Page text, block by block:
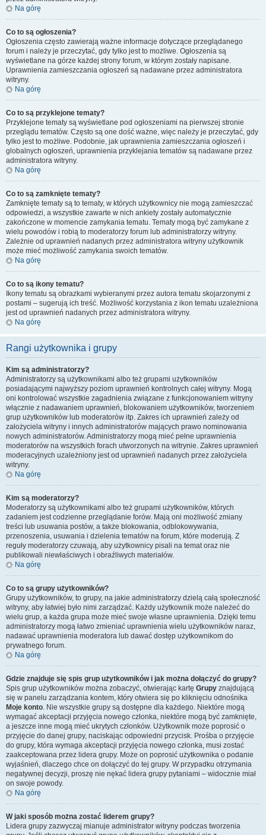
Na górę
Co to są ogłoszenia?
Ogłoszenia często zawierają ważne informacje dotyczące przeglądanego
forum i należy je przeczytać, gdy tylko jest to możliwe. Ogłoszenia są
wyświetlane na górze każdej strony forum, w którym zostały napisane.
Uprawnienia zamieszczania ogłoszeń są nadawane przez administratora
witryny.
Na górę
Co to są przyklejone tematy?
Przyklejone tematy są wyświetlane pod ogłoszeniami na pierwszej stronie
przeglądu tematów. Często są one dość ważne, więc należy je przeczytać, gdy
tylko jest to możliwe. Podobnie, jak uprawnienia zamieszczania ogłoszeń i
globalnych ogłoszeń, uprawnienia przyklejania tematów są nadawane przez
administratora witryny.
Na górę
Co to są zamknięte tematy?
Zamknięte tematy są to tematy, w których użytkownicy nie mogą zamieszczać
odpowiedzi, a wszystkie zawarte w nich ankiety zostały automatycznie
zakończone w momencie zamykania tematu. Tematy mogą być zamykane z
wielu powodów i robią to moderatorzy forum lub administratorzy witryny.
Zależnie od uprawnień nadanych przez administratora witryny użytkownik
może mieć możliwość zamykania swoich tematów.
Na górę
Co to są ikony tematu?
Ikony tematu są obrazkami wybieranymi przez autora tematu skojarzonymi z
postami – sugerują ich treść. Możliwość korzystania z ikon tematu uzależniona
jest od uprawnień nadanych przez administratora witryny.
Na górę
Rangi użytkownika i grupy
Kim są administratorzy?
Administratorzy są użytkownikami albo też grupami użytkowników
posiadającymi najwyższy poziom uprawnień kontrolnych całej witryny. Mogą
oni kontrolować wszystkie zagadnienia związane z funkcjonowaniem witryny
włącznie z nadawaniem uprawnień, blokowaniem użytkowników, tworzeniem
grup użytkowników lub moderatorów itp. Zakres ich uprawnień zależy od
założyciela witryny i innych administratorów mających prawo nominowania
nowych administratorów. Administratorzy mogą mieć pełne uprawnienia
moderatorów na wszystkich forach utworzonych na witrynie. Zakres uprawnień
moderacyjnych uzależniony jest od uprawnień nadanych przez założyciela
witryny.
Na górę
Kim są moderatorzy?
Moderatorzy są użytkownikami albo też grupami użytkowników, których
zadaniem jest codzienne przeglądanie forów. Mają oni możliwość zmiany
treści lub usuwania postów, a także blokowania, odblokowywania,
przenoszenia, usuwania i dzielenia tematów na forum, które moderują. Z
reguły moderatorzy czuwają, aby użytkownicy pisali na temat oraz nie
publikowali niewłaściwych i obraźliwych materiałów.
Na górę
Co to są grupy użytkowników?
Grupy użytkowników, to grupy, na jakie administratorzy dzielą całą społeczność
witryny, aby łatwiej było nimi zarządzać. Każdy użytkownik może należeć do
wielu grup, a każda grupa może mieć swoje własne uprawnienia. Dzięki temu
administratorzy mogą łatwo zmieniać uprawnienia wielu użytkowników naraz,
nadawać uprawnienia moderatora lub dawać dostęp użytkownikom do
prywatnego forum.
Na górę
Gdzie znajduje się spis grup użytkowników i jak można dołączyć do grupy?
Spis grup użytkowników można zobaczyć, otwierając kartę Grupy znajdującą
się w panelu zarządzania kontem, który otwiera się po kliknięciu odnośnika
Moje konto. Nie wszystkie grupy są dostępne dla każdego. Niektóre mogą
wymagać akceptacji przyjęcia nowego członka, niektóre mogą być zamknięte,
a jeszcze inne mogą mieć ukrytych członków. Użytkownik może poprosić o
przyjęcie do danej grupy, naciskając odpowiedni przycisk. Prośba o przyjęcie
do grupy, która wymaga akceptacji przyjęcia nowego członka, musi zostać
zaakceptowana przez lidera grupy. Może on poprosić użytkownika o podanie
wyjaśnień, dlaczego chce on dołączyć do tej grupy. W przypadku otrzymania
negatywnej decyzji, proszę nie nękać lidera grupy pytaniami – widocznie miał
on swoje powody.
Na górę
W jaki sposób można zostać liderem grupy?
Lidera grupy zazwyczaj mianuje administrator witryny podczas tworzenia